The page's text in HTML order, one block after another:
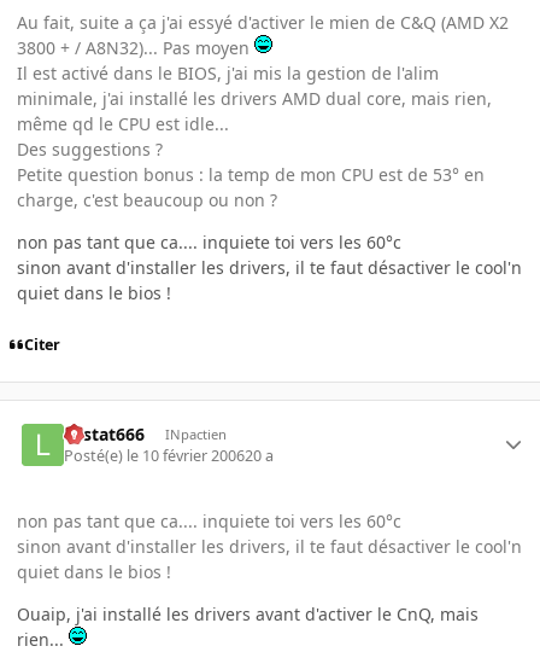
Au fait, suite a ça j'ai essyé d'activer le mien de C&Q (AMD X2
3800 + / A8N32)... Pas moyen
Il est activé dans le BIOS, j'ai mis la gestion de l'alim
minimale, j'ai installé les drivers AMD dual core, mais rien,
même qd le CPU est idle...
Des suggestions ?
Petite question bonus : la temp de mon CPU est de 53° en
charge, c'est beaucoup ou non ?
non pas tant que ca.... inquiete toi vers les 60°c
sinon avant d'installer les drivers, il te faut désactiver le cool'n
quiet dans le bios !
Citer
Lestat666 INpactien
Posté(e) le 10 février 200620 a
non pas tant que ca.... inquiete toi vers les 60°c
sinon avant d'installer les drivers, il te faut désactiver le cool'n
quiet dans le bios !
Ouaip, j'ai installé les drivers avant d'activer le CnQ, mais
rien...